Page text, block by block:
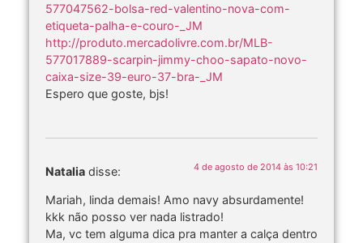
577047562-bolsa-red-valentino-nova-com-
etiqueta-palha-e-couro-_JM
http://produto.mercadolivre.com.br/MLB-
577017889-scarpin-jimmy-choo-sapato-novo-
caixa-size-39-euro-37-bra-_JM
Espero que goste, bjs!
Natalia disse: 4 de agosto de 2014 às 10:21
Mariah, linda demais! Amo navy absurdamente!
kkk não posso ver nada listrado!
Ma, vc tem alguma dica pra manter a calça dentro